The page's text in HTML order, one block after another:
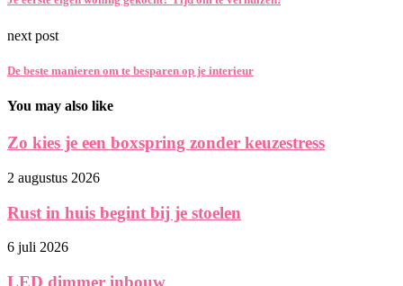
next post
De beste manieren om te besparen op je interieur
You may also like
Zo kies je een boxspring zonder keuzestress
2 augustus 2026
Rust in huis begint bij je stoelen
6 juli 2026
LED dimmer inbouw